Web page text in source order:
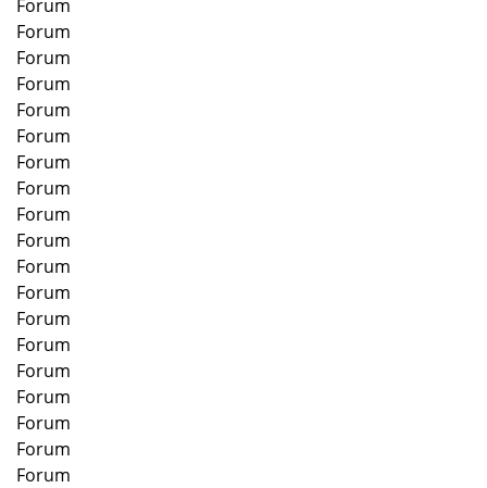
Forum
Forum
Forum
Forum
Forum
Forum
Forum
Forum
Forum
Forum
Forum
Forum
Forum
Forum
Forum
Forum
Forum
Forum
Forum